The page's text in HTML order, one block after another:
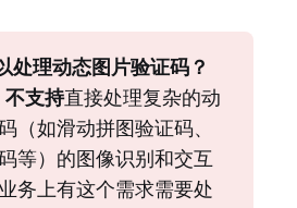
处理动态图片验证码？
不支持直接处理复杂的动
（如滑动拼图验证码、
等）的图像识别和交互
务上有这个需求需要处